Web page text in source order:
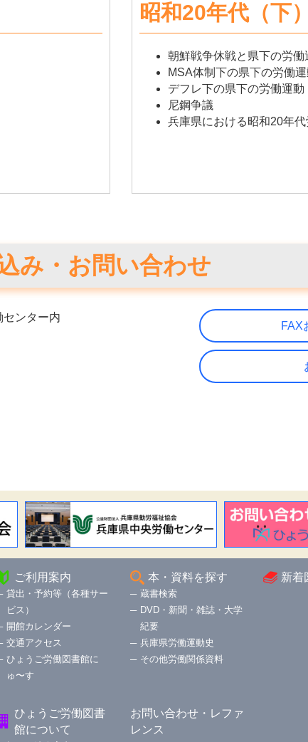
昭和20年代（下）
朝鮮戦争休戦と県下の労働
MSA体制下の県下の労働運
デフレ下の県下の労働運動
尼鋼争議
兵庫県における昭和20年
み・お問い合わせ
ンター内
FAX
ご利用案内
貸出・予約等（各種サー
ビス）
開館カレンダー
交通アクセス
ひょうご労働図書館に
ゅ〜す
本・資料を探す
蔵書検索
DVD・新聞・雑誌・大学
紀要
兵庫県労働運動史
その他労働関係資料
新着
ひょうご労働図書
館について
お問い合わせ・レファ
レンス